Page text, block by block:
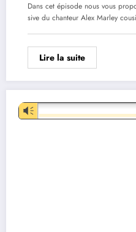
Dans cet épisode nous vous
sive du chanteur Alex Marley
Lire la suite
Lecteur
audio
Vm